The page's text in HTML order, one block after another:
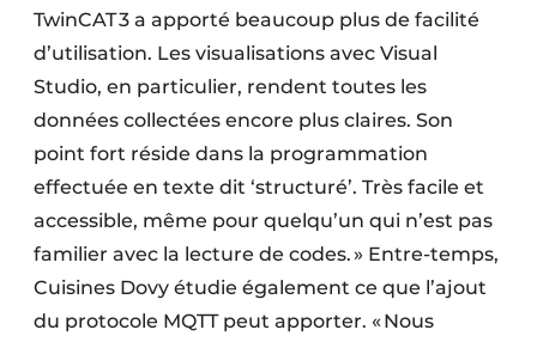
TwinCAT 3 a apporté beaucoup plus de facilité
d’utilisation. Les visualisations avec Visual
Studio, en particulier, rendent toutes les
données collectées encore plus claires. Son
point fort réside dans la programmation
effectuée en texte dit ‘structuré’. Très facile et
accessible, même pour quelqu’un qui n’est pas
familier avec la lecture de codes. » Entre-temps,
Cuisines Dovy étudie également ce que l’ajout
du protocole MQTT peut apporter. « Nous